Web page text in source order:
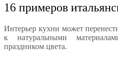
16 примеров
Интерьер кухни может
к натуральными
праздником цвета.